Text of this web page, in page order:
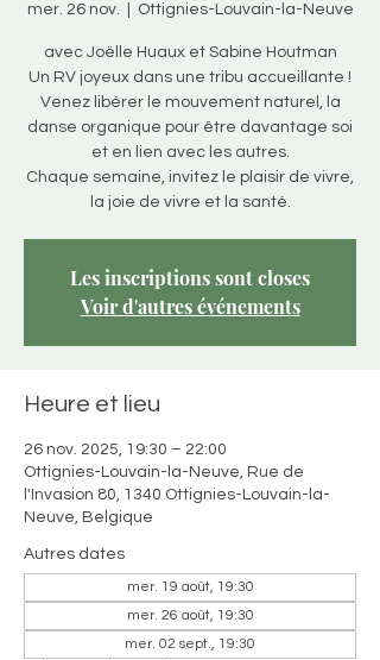
mer. 26 nov. Ottignies-Louvain-la-Neuve
avec Joëlle Huaux et Sabine Houtman
Un RV joyeux dans une tribu accueillante !
Venez libérer le mouvement naturel, la
danse organique pour être davantage soi
et en lien avec les autres.
Chaque semaine, invitez le plaisir de vivre,
la joie de vivre et la santé.
Les inscriptions sont closes
Voir d'autres événements
Heure et lieu
26 nov. 2025, 19:30 – 22:00
Ottignies-Louvain-la-Neuve, Rue de
l'Invasion 80, 1340 Ottignies-Louvain-la-
Neuve, Belgique
Autres dates
mer. 19 août, 19:30
mer. 26 août, 19:30
mer. 02 sept., 19:30